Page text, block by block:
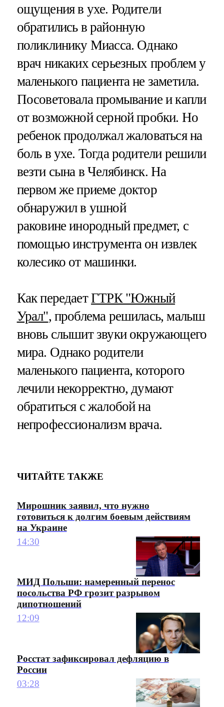
ощущения в ухе. Родители
обратились в районную
поликлинику Миасса. Однако
врач никаких серьезных проблем у
маленького пациента не заметила.
Посоветовала промывание и капли
от возможной серной пробки. Но
ребенок продолжал жаловаться на
боль в ухе. Тогда родители решили
везти сына в Челябинск. На
первом же приеме доктор
обнаружил в ушной
раковине инородный предмет, с
помощью инструмента он извлек
колесико от машинки.
Как передаетГТРК "Южный
Урал", проблема решилась, малыш
вновь слышит звуки окружающего
мира. Однако родители
маленького пациента, которого
лечили некорректно, думают
обратиться с жалобой на
непрофессионализм врача.
ЧИТАЙТЕ ТАКЖЕ
Мирошник заявил, что нужно
готовиться к долгим боевым действиям
на Украине
14:30
МИД Польши: намеренный перенос
посольства РФ грозит разрывом
дипотношений
12:09
Росстат зафиксировал дефляцию в
России
03:28